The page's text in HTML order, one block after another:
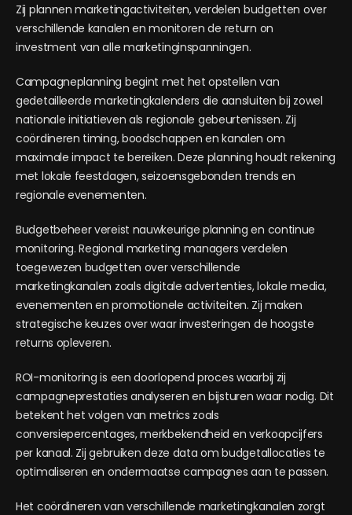
Zij plannen marketingactiviteiten, verdelen budgetten over
verschillende kanalen en monitoren de return on
investment van alle marketinginspanningen.
Campagneplanning begint met het opstellen van
gedetailleerde marketingkalenders die aansluiten bij zowel
nationale initiatieven als regionale gebeurtenissen. Zij
coördineren timing, boodschappen en kanalen om
maximale impact te bereiken. Deze planning houdt rekening
met lokale feestdagen, seizoensgebonden trends en
regionale evenementen.
Budgetbeheer vereist nauwkeurige planning en continue
monitoring. Regional marketing managers verdelen
toegewezen budgetten over verschillende
marketingkanalen zoals digitale advertenties, lokale media,
evenementen en promotionele activiteiten. Zij maken
strategische keuzes over waar investeringen de hoogste
returns opleveren.
ROI-monitoring is een doorlopend proces waarbij zij
campagneprestaties analyseren en bijsturen waar nodig. Dit
betekent het volgen van metrics zoals
conversiepercentages, merkbekendheid en verkoopcijfers
per kanaal. Zij gebruiken deze data om budgetallocaties te
optimaliseren en ondermaatse campagnes aan te passen.
Het coördineren van verschillende marketingkanalen zorgt